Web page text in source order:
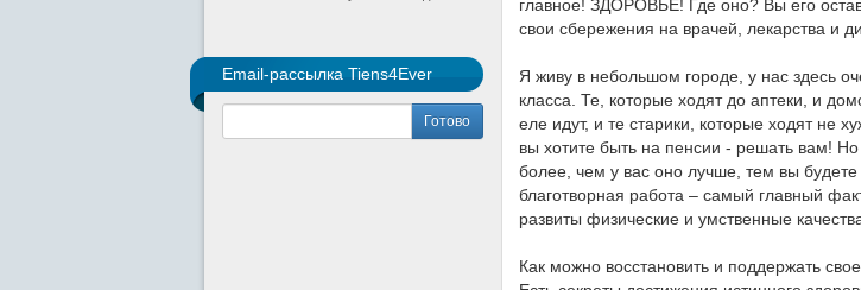
Email-рассылка Tiens4Ever
Готово
главное! ЗДОРОВЬЕ! Где оно? Вы его
свои сбережения на врачей, лекарства и
Я живу в небольшом городе, у нас здесь
класса. Те, которые ходят до аптеки, и
еле идут, и те старики, которые ходят не
вы хотите быть на пенсии - решать вам!
более, чем у вас оно лучше, тем вы
благотворная работа – самый главный
развиты физические и умственные
Как можно восстановить и поддержать